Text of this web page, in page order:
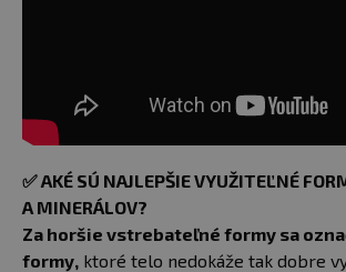
✅AKÉ SÚ NAJLEPŠIE VYUŽITEĽNÉ
A MINERÁLOV?
Za horšie vstrebateľné formy sa
formy, ktoré telo nedokáže tak dobre